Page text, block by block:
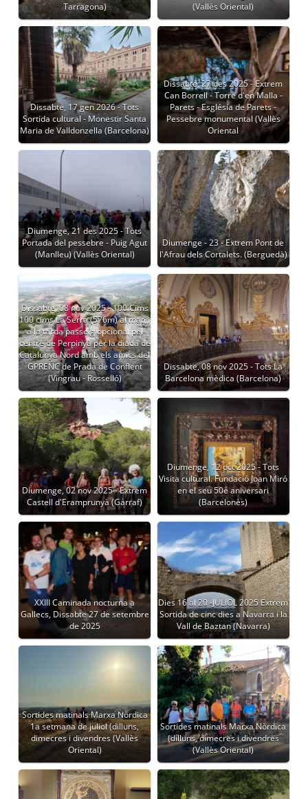
Tarragona)
(Vallès Oriental)
Dissabte, 17 gen 2026 - Tots
Sortida cultural - Monestir Santa
Maria de Valldonzella (Barcelona)
Dissabte, 27 des 2025 - Extrem
Can Borrell - Torre d'en Malla -
Parets - Església de Parets -
Pessebre monumental (Vallès
Oriental
Diumenge, 21 des 2025 - Tots
Portada del pessebre - Puig Agut
(Manlleu) (Vallès Oriental)
Diumenge - 23 - Extrem Pont de
l'Afrau dels Cortalets. (Berguedà)
Dissabte, 08 nov 2025 - 100 Cims
100 cims La Serra (576m) al matí i
a la tarda passeig opcional pel
centre de Perpinyà per la diada de
Catalunya Nord amb els amics del
GPRENC de Prada de Conflent
(Vingrau - Rosselló)
Dissabte, 08 nov 2025 - Tots La
Barcelona mèdica (Barcelona)
Diumenge, 02 nov 2025 - Extrem
Castell d'Eramprunyà (Garraf)
Diumenge, 12 oct 2025 - Tots
Visita cultural. Fundació Joan Miró
en el seu 50é aniversari
(Barcelonès)
XXIII Caminada nocturna a
Gallecs, Dissabte 27 de setembre
de 2025
Dies 16 al 20 -JULIOL 2025 Extrem
Sortida de cinc dies a Navarra i la
Vall de Baztan (Navarra)
Sortides matinals Marxa Nòrdica
1a setmana de juliol (dilluns,
dimecres i divendres (Vallès
Oriental)
Sortides matinals Marxa Nòrdica
(dilluns, dimecres i divendres
(Vallès Oriental)